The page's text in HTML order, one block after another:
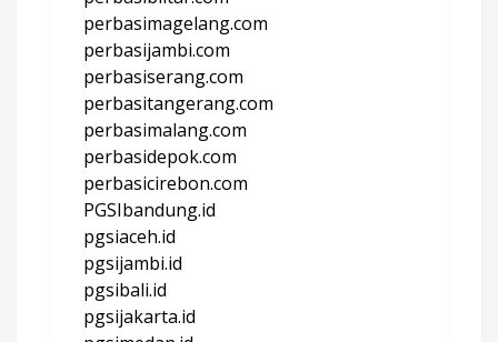
perbasimagelang.com
perbasijambi.com
perbasiserang.com
perbasitangerang.com
perbasimalang.com
perbasidepok.com
perbasicirebon.com
PGSIbandung.id
pgsiaceh.id
pgsijambi.id
pgsibali.id
pgsijakarta.id